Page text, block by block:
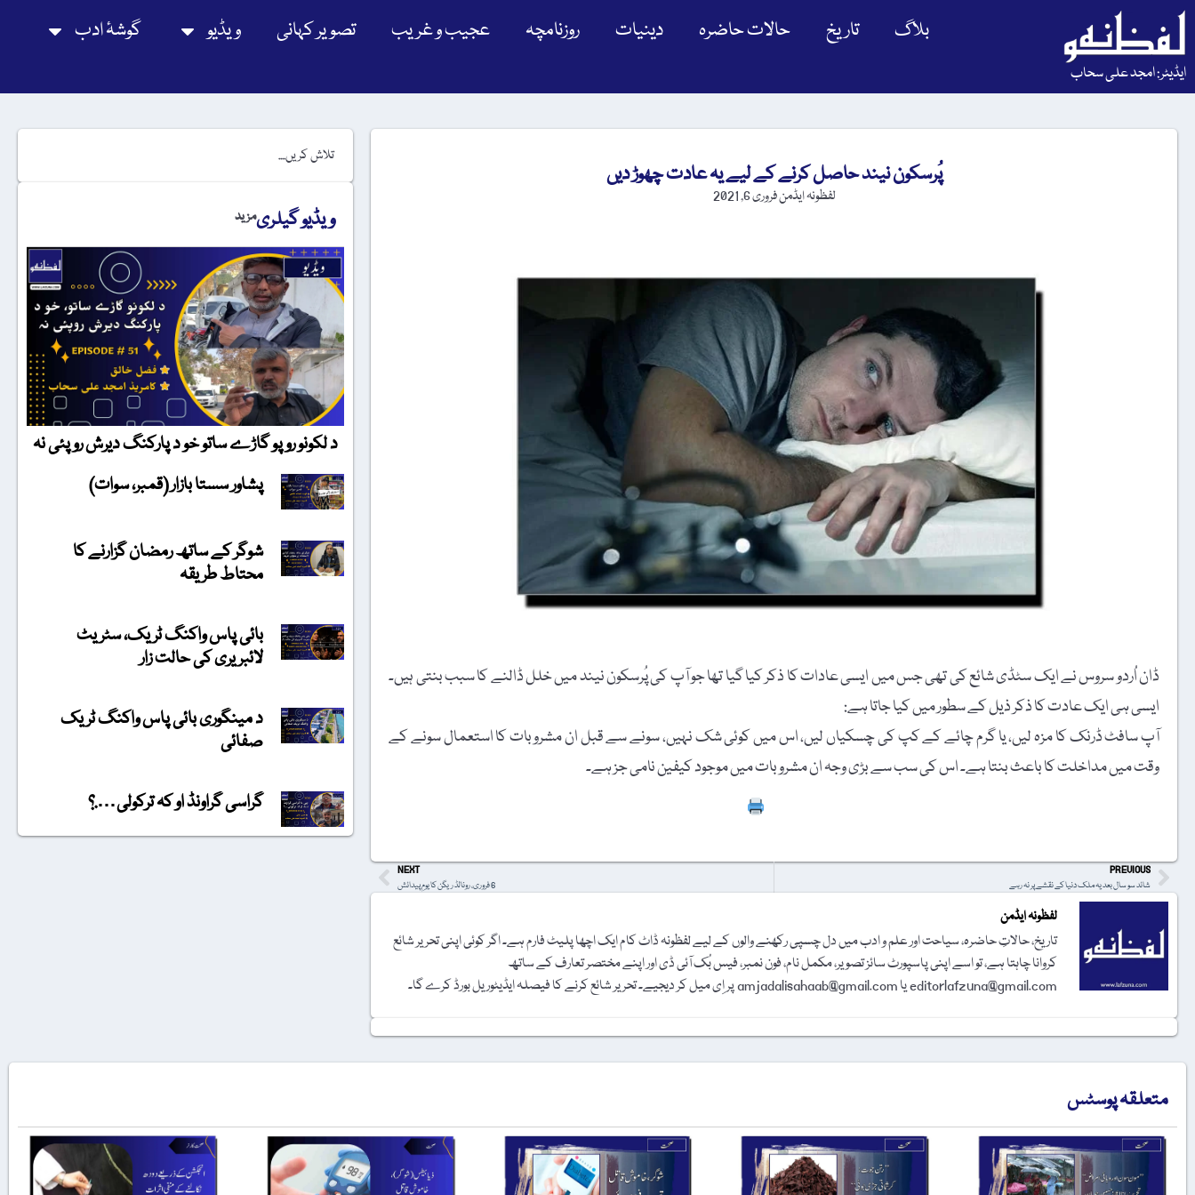
ایڈیٹر: امجد علی سحاب
بلاگ تاریخ حالات حاضرہ دینیات روزنامچہ عجیب و غریب تصویر کہانی ویڈیو گوشۂ ادب
پُرسکون نیند حاصل کرنے کے لیے یہ عادت چھوڑ دیں
لفظونہ ایڈمنفروری 6, 2021
ڈان اُردو سروس نے ایک سٹڈی شائع کی تھی جس میں ایسی عادات کا ذکر کیا گیا تھا جو آپ کی پُرسکون نیند میں خلل ڈالنے کا سبب بنتی ہیں۔
ایسی ہی ایک عادت کا ذکر ذیل کے سطور میں کیا جاتا ہے:
آپ سافٹ ڈرنک کا مزہ لیں، یا گرم چائے کے کپ کی چسکیاں لیں، اس میں کوئی شک نہیں، سونے سے قبل ان مشروبات کا استعمال سونے کے
وقت میں مداخلت کا باعث بنتا ہے۔ اس کی سب سے بڑی وجہ ان مشروبات میں موجود کیفین نامی جز ہے۔
PREVIOUS
شائد سو سال بعد یہ ملک دنیا کے نقشے پر نہ رہے
NEXT
6 فروری، رونالڈ ریگن کا یومِ پیدائش
لفظونہ ایڈمن
تاریخ، حالاتِ حاضرہ، سیاحت اور علم و ادب میں دل چسپی رکھنے والوں کے لیے لفظونہ ڈاٹ کام ایک اچھا پلیٹ فارم ہے۔ اگر کوئی اپنی تحریر شائع
کروانا چاہتا ہے، تو اسے اپنی پاسپورٹ سائز تصویر، مکمل نام، فون نمبر، فیس بُک آئی ڈی اور اپنے مختصر تعارف کے ساتھ
editorlafzuna@gmail.com یا amjadalisahaab@gmail.com پر اِی میل کر دیجیے۔ تحریر شائع کرنے کا فیصلہ ایڈیٹوریل بورڈ کرے گا۔
ویڈیو گیلریمزید
د لکونو روپو گاڑے ساتو خو د پارکنگ دیرش روپئی نہ
پشاور سستا بازار (قمبر، سوات)
شوگر کے ساتھ رمضان گزارنے کا
محتاط طریقہ
بائی پاس واکنگ ٹریک، سٹریٹ
لائبریری کی حالت زار
د مینگوری بائی پاس واکنگ ٹریک
صفائی
گراسی گراونڈ او کہ ترکولی….؟
متعلقہ پوسٹس